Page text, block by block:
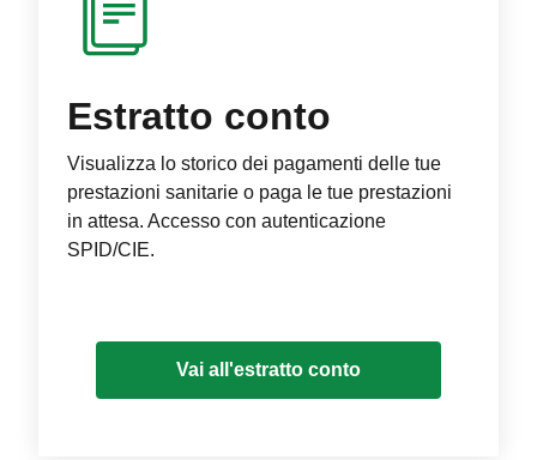
Estratto conto
Visualizza lo storico dei pagamenti delle tue
prestazioni sanitarie o paga le tue prestazioni
in attesa. Accesso con autenticazione
SPID/CIE.
Vai all'estratto conto